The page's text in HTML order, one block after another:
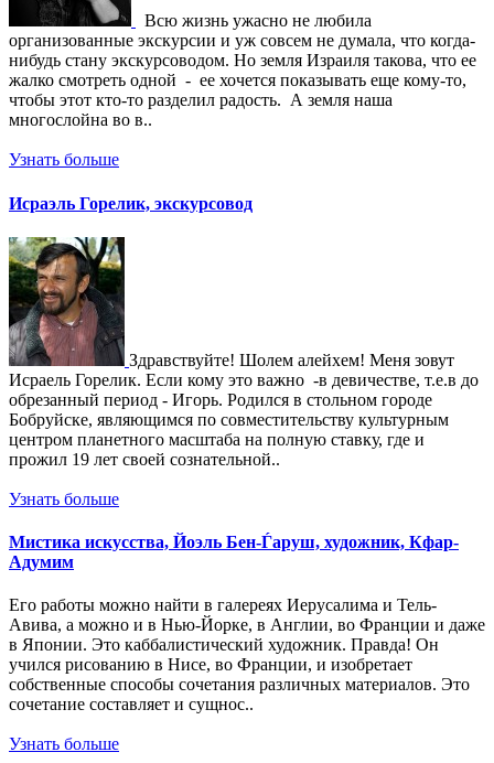
Всю жизнь ужасно не любила
организованные экскурсии и уж совсем не думала, что когда-
нибудь стану экскурсоводом. Но земля Израиля такова, что ее
жалко смотреть одной - ее хочется показывать еще кому-то,
чтобы этот кто-то разделил радость. А земля наша
многослойна во в..
Узнать больше
Исраэль Горелик, экскурсовод
Здравствуйте! Шолем алейхем! Меня зовут
Исраель Горелик. Если кому это важно -в девичестве, т.е.в до
обрезанный период - Игорь. Родился в стольном городе
Бобруйске, являющимся по совместительству культурным
центром планетного масштаба на полную ставку, где и
прожил 19 лет своей сознательной..
Узнать больше
Мистика искусства, Йоэль Бен-Ѓаруш, художник, Кфар-
Адумим
Его работы можно найти в галереях Иерусалима и Тель-
Авива, а можно и в Нью-Йорке, в Англии, во Франции и даже
в Японии. Это каббалистический художник. Правда! Он
учился рисованию в Нисе, во Франции, и изобретает
собственные способы сочетания различных материалов. Это
сочетание составляет и сущнос..
Узнать больше